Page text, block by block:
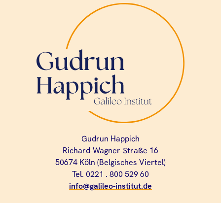
Gudrun Happich
Richard-Wagner-Straße 16
50674 Köln (Belgisches Viertel)
Tel. 0221 . 800 529 60
info@galileo-institut.de